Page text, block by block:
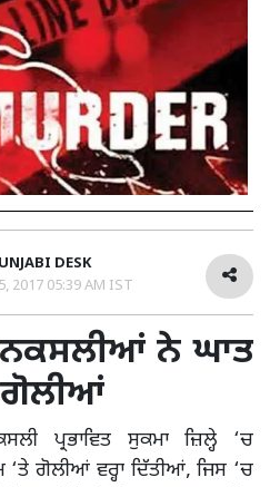
DESK
2017 05:39 AM IST
ਨੇ ਘਾਤ
ਗੋਲੀਆਂ
ਪ੍ਰਭਾਵਿਤ ਸੁਕਮਾ ਜ਼ਿਲ੍ਹੇ ‘ਚ
ਗੋਲੀਆਂ ਵਰ੍ਹਾ ਦਿੱਤੀਆਂ, ਜਿਸ ‘ਚ